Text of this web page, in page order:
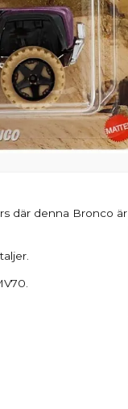
där denna Bronco är